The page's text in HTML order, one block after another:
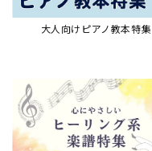
大人向けピアノ教本特集